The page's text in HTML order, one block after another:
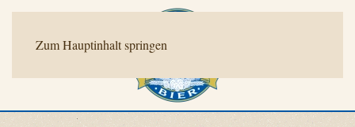
Zum Hauptinhalt springen